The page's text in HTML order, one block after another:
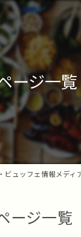
ージ一覧
ビュッフェ情報メディ
ージ一覧